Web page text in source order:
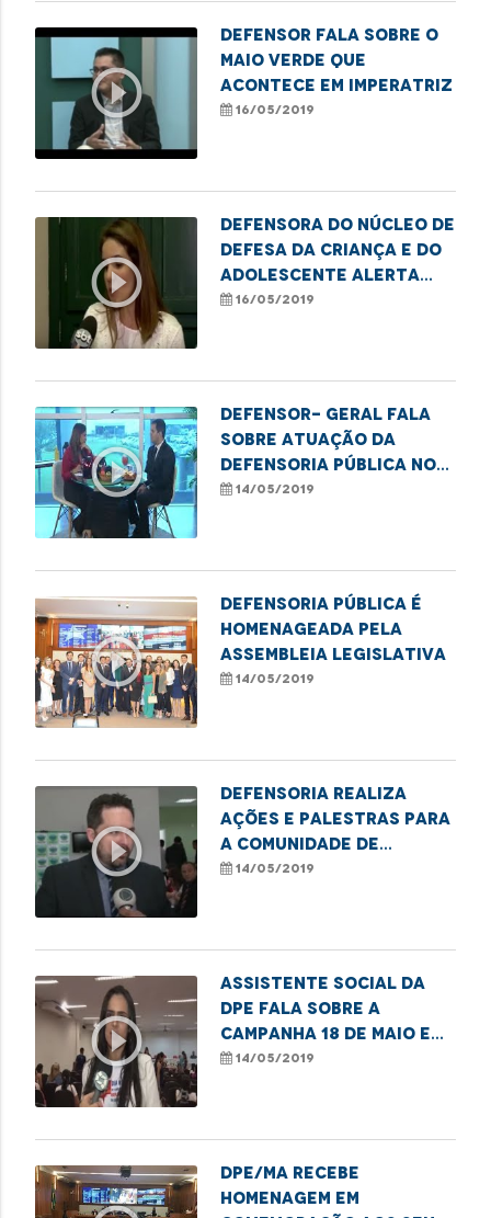
play_circle_outline
Defensor fala sobre o
Maio Verde que
acontece em Imperatriz
16/05/2019
play_circle_outline
Defensora do Núcleo de
Defesa da Criança e do
Adolescente alerta
sobre a violência
16/05/2019
play_circle_outline
Defensor- geral fala
sobre atuação da
Defensoria Pública no
Estado
14/05/2019
play_circle_outline
Defensoria Pública é
homenageada pela
Assembleia Legislativa
14/05/2019
play_circle_outline
Defensoria realiza
ações e palestras para
a comunidade de
Imperatriz
14/05/2019
play_circle_outline
Assistente social da
DPE fala sobre a
campanha 18 de maio em
Imperatriz
14/05/2019
DPE/MA recebe
homenagem em